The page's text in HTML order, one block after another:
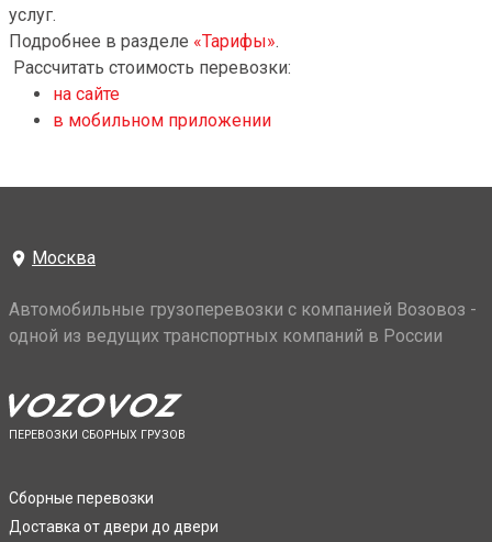
услуг.
Подробнее в разделе «Тарифы».
Рассчитать стоимость перевозки:
на сайте
в мобильном приложении
Москва
Автомобильные грузоперевозки с компанией Возовоз -
одной из ведущих транспортных компаний в России
ПЕРЕВОЗКИ СБОРНЫХ ГРУЗОВ
Сборные перевозки
Доставка от двери до двери